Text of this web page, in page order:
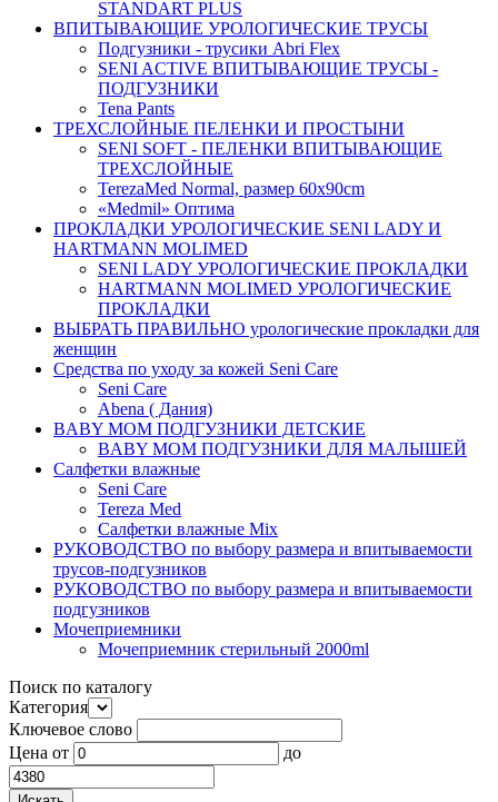
STANDART PLUS
ВПИТЫВАЮЩИЕ УРОЛОГИЧЕСКИЕ ТРУСЫ
Подгузники - трусики Abri Flex
SENI ACTIVE ВПИТЫВАЮЩИЕ ТРУСЫ -
ПОДГУЗНИКИ
Tena Pants
ТРЕХСЛОЙНЫЕ ПЕЛЕНКИ И ПРОСТЫНИ
SENI SOFT - ПЕЛЕНКИ ВПИТЫВАЮЩИЕ
ТРЕХСЛОЙНЫЕ
TerezaMed Normal, размер 60x90cm
«Medmil» Оптима
ПРОКЛАДКИ УРОЛОГИЧЕСКИЕ SENI LADY И
HARTMANN MOLIMED
SENI LADY УРОЛОГИЧЕСКИЕ ПРОКЛАДКИ
HARTMANN MOLIMED УРОЛОГИЧЕСКИЕ
ПРОКЛАДКИ
ВЫБРАТЬ ПРАВИЛЬНО урологические прокладки для
женщин
Средства по уходу за кожей Seni Care
Seni Care
Abena ( Дания)
BABY MOM ПОДГУЗНИКИ ДЕТСКИЕ
BABY MOM ПОДГУЗНИКИ ДЛЯ МАЛЫШЕЙ
Салфетки влажные
Seni Care
Tereza Med
Салфетки влажные Mix
РУКОВОДСТВО по выбору размера и впитываемости
трусов-подгузников
РУКОВОДСТВО по выбору размера и впитываемости
подгузников
Мочеприемники
Мочеприемник стерильный 2000ml
Поиск по каталогу
Категория
Ключевое слово
Цена от до